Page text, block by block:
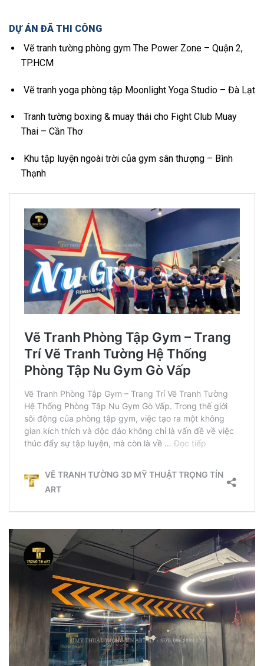
DỰ ÁN ĐÃ THI CÔNG
Vẽ tranh tường phòng gym The Power Zone – Quận 2,
TP.HCM
Vẽ tranh yoga phòng tập Moonlight Yoga Studio – Đà Lạt
Tranh tường boxing & muay thái cho Fight Club Muay
Thai – Cần Thơ
Khu tập luyện ngoài trời của gym sân thượng – Bình
Thạnh